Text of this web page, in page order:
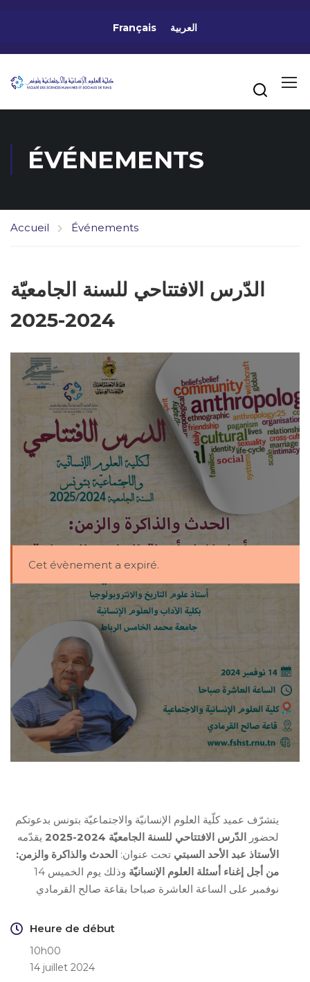
Français العربية
ÉVÉNEMENTS
Accueil Événements
الدّرس الافتتاحي للسنة الجامعيّة
2024-2025
Cet évènement a expiré.
يتشرّف عميد كلّية العلوم الإنسانيّة والاجتماعيّة بتونس بدعوتكم
لحضور
الدّرس الافتتاحي للسنة الجامعيّة 2024-2025
يقدّمه
الأستاذ عبد الأحد السبتي تحت عنوان: الحدث والذاكرة والزمن:
من أجل إغناء أسئلة العلوم الإنسانيّة
وذلك يوم الخميس 14
نوفمبر على الساعة العاشرة صباحا بقاعة صالح القرمادي
Heure de début
10h00
14 juillet 2024